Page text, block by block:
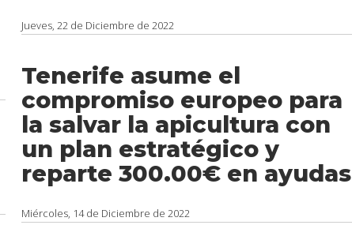
Jueves, 22 de Diciembre de 2022
Tenerife asume el
compromiso europeo para
la salvar la apicultura con
un plan estratégico y
reparte 300.00€ en ayudas
Miércoles, 14 de Diciembre de 2022